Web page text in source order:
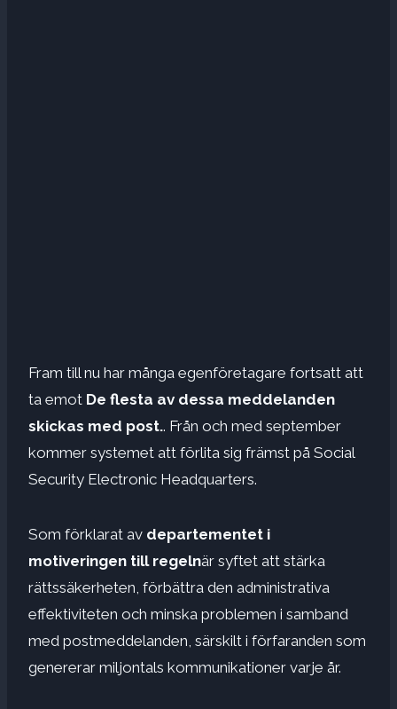
Fram till nu har många egenföretagare fortsatt att
ta emot De flesta av dessa meddelanden
skickas med post.. Från och med september
kommer systemet att förlita sig främst på Social
Security Electronic Headquarters.
Som förklarat av departementet i
motiveringen till regelnär syftet att stärka
rättssäkerheten, förbättra den administrativa
effektiviteten och minska problemen i samband
med postmeddelanden, särskilt i förfaranden som
genererar miljontals kommunikationer varje år.